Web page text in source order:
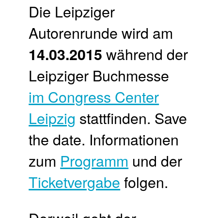
Die Leipziger
Autorenrunde wird am
14.03.2015 während der
Leipziger Buchmesse
im Congress Center
Leipzig stattfinden. Save
the date. Informationen
zum Programm und der
Ticketvergabe folgen.